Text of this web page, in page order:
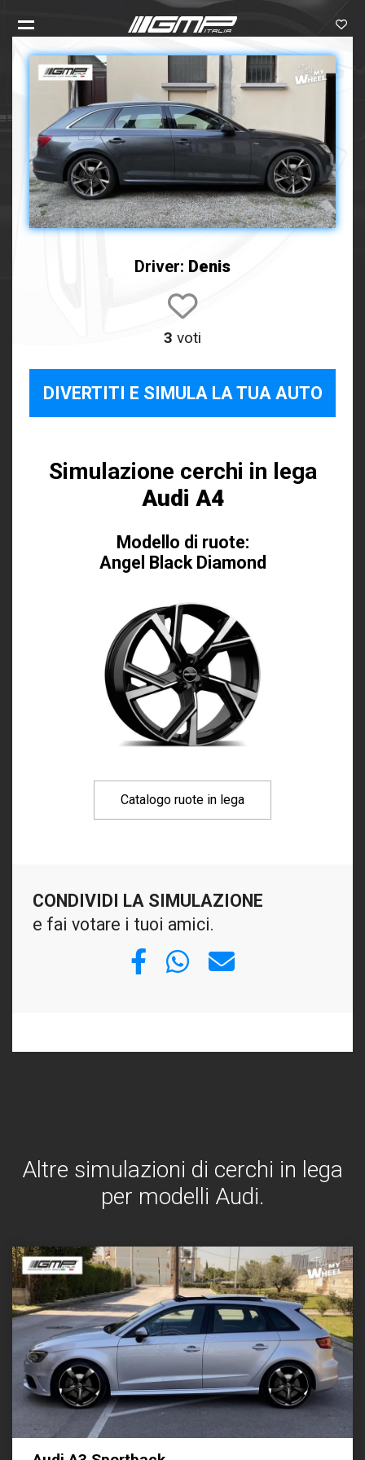
Driver: Denis
3 voti
DIVERTITI E SIMULA LA TUA AUTO
Simulazione cerchi in lega
Audi A4
Modello di ruote:
Angel Black Diamond
Catalogo ruote in lega
CONDIVIDI LA SIMULAZIONE
e fai votare i tuoi amici.
Altre simulazioni di cerchi in lega
per modelli Audi.